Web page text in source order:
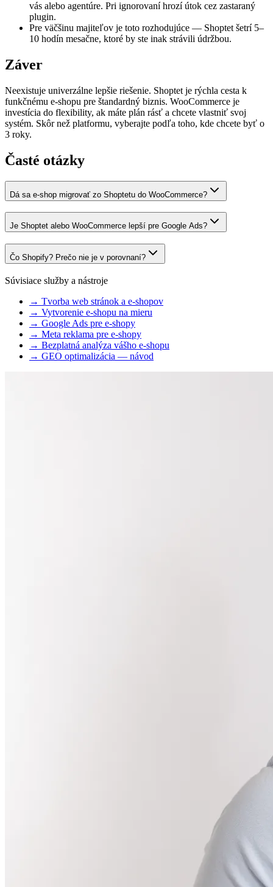
vás alebo agentúre. Pri ignorovaní hrozí útok cez zastaraný
plugin.
Pre väčšinu majiteľov je toto rozhodujúce — Shoptet šetrí 5–
10 hodín mesačne, ktoré by ste inak strávili údržbou.
Záver
Neexistuje univerzálne lepšie riešenie. Shoptet je rýchla cesta k
funkčnému e-shopu pre štandardný biznis. WooCommerce je
investícia do flexibility, ak máte plán rásť a chcete vlastniť svoj
systém. Skôr než platformu, vyberajte podľa toho, kde chcete byť o
3 roky.
Časté otázky
Dá sa e-shop migrovať zo Shoptetu do WooCommerce?
Je Shoptet alebo WooCommerce lepší pre Google Ads?
Čo Shopify? Prečo nie je v porovnaní?
Súvisiace služby a nástroje
→ Tvorba web stránok a e-shopov
→ Vytvorenie e-shopu na mieru
→ Google Ads pre e-shopy
→ Meta reklama pre e-shopy
→ Bezplatná analýza vášho e-shopu
→ GEO optimalizácia — návod